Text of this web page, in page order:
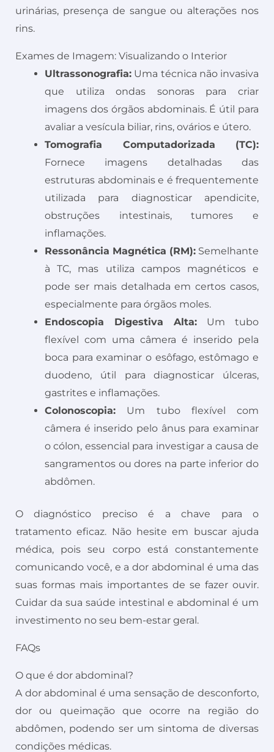
urinárias, presença de sangue ou alterações nos
rins.
Exames de Imagem: Visualizando o Interior
Ultrassonografia: Uma técnica não invasiva
que utiliza ondas sonoras para criar
imagens dos órgãos abdominais. É útil para
avaliar a vesícula biliar, rins, ovários e útero.
Tomografia Computadorizada (TC):
Fornece imagens detalhadas das
estruturas abdominais e é frequentemente
utilizada para diagnosticar apendicite,
obstruções intestinais, tumores e
inflamações.
Ressonância Magnética (RM): Semelhante
à TC, mas utiliza campos magnéticos e
pode ser mais detalhada em certos casos,
especialmente para órgãos moles.
Endoscopia Digestiva Alta: Um tubo
flexível com uma câmera é inserido pela
boca para examinar o esôfago, estômago e
duodeno, útil para diagnosticar úlceras,
gastrites e inflamações.
Colonoscopia: Um tubo flexível com
câmera é inserido pelo ânus para examinar
o cólon, essencial para investigar a causa de
sangramentos ou dores na parte inferior do
abdômen.
O diagnóstico preciso é a chave para o
tratamento eficaz. Não hesite em buscar ajuda
médica, pois seu corpo está constantemente
comunicando você, e a dor abdominal é uma das
suas formas mais importantes de se fazer ouvir.
Cuidar da sua saúde intestinal e abdominal é um
investimento no seu bem-estar geral.
FAQs
O que é dor abdominal?
A dor abdominal é uma sensação de desconforto,
dor ou queimação que ocorre na região do
abdômen, podendo ser um sintoma de diversas
condições médicas.